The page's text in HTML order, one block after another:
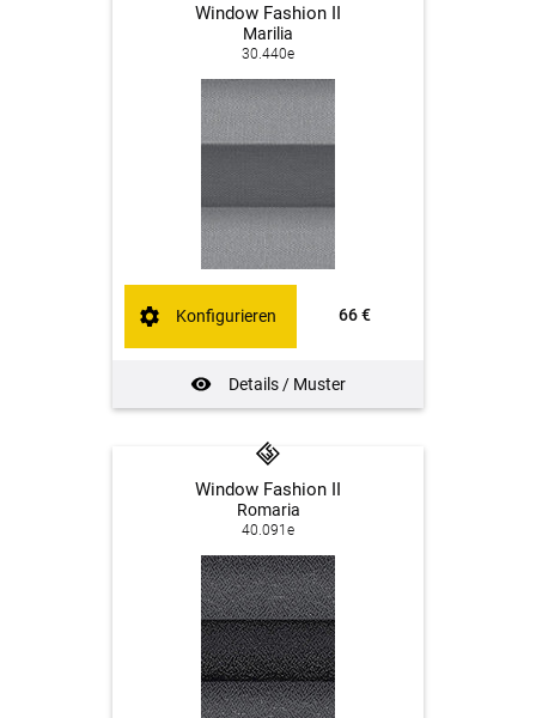
Window Fashion II
Marilia
30.440e
66 €
Details / Muster
Konfigurieren
Window Fashion II
Romaria
40.091e